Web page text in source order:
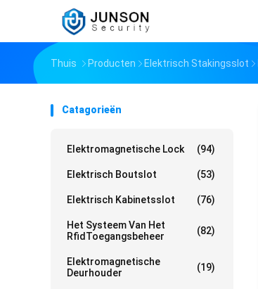
Thuis Producten Elektrisch Stakingsslot
Catagorieën
Elektromagnetische Lock (94)
Elektrisch Boutslot (53)
Elektrisch Kabinetsslot (76)
Het Systeem Van Het
RfidToegangsbeheer
(82)
Elektromagnetische
Deurhouder
(19)